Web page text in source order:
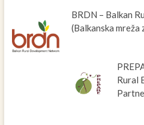
BRDN – Balkan
(Balkanska
Rural